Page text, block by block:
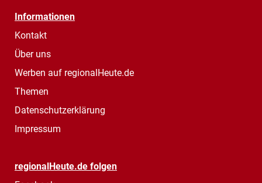
Informationen
Kontakt
Über uns
Werben auf regionalHeute.de
Themen
Datenschutzerklärung
Impressum
regionalHeute.de folgen